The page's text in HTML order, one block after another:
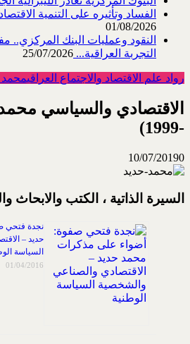
الفساد وتأثيره على التنمية
01/08/2026
النقود وعمليات البنك المركزي..
التجربة العراقية... 25/07/2026
رواد علم الاقتصاد والاجتماع العراقيمحمد
-1999)
10/07/20190
السيرة الذاتية ، الكتب والابحاث
نجدة فتحي
حديد –
السياسة
01/04/2016